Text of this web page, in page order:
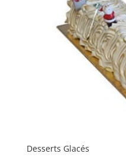
Desserts Glacés